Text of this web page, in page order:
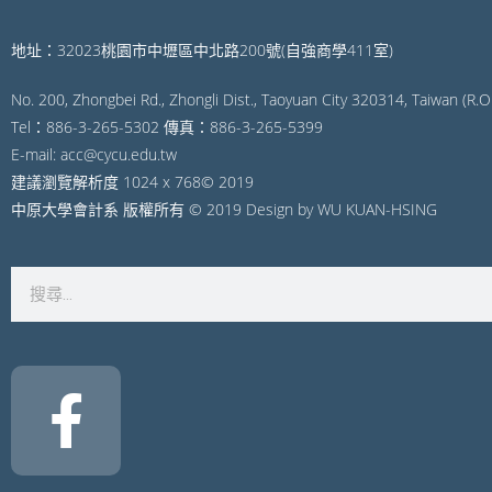
地址：32023桃園市中壢區中北路200號(自強商學411室)
No. 200, Zhongbei Rd., Zhongli Dist., Taoyuan City 320314, Taiwan
Tel：886-3-265-5302 傳真：886-3-265-5399
E-mail: acc@cycu.edu.tw
建議瀏覽解析度 1024 x 768© 2019
中原大學會計系 版權所有 © 2019 Design by WU KUAN-HSING